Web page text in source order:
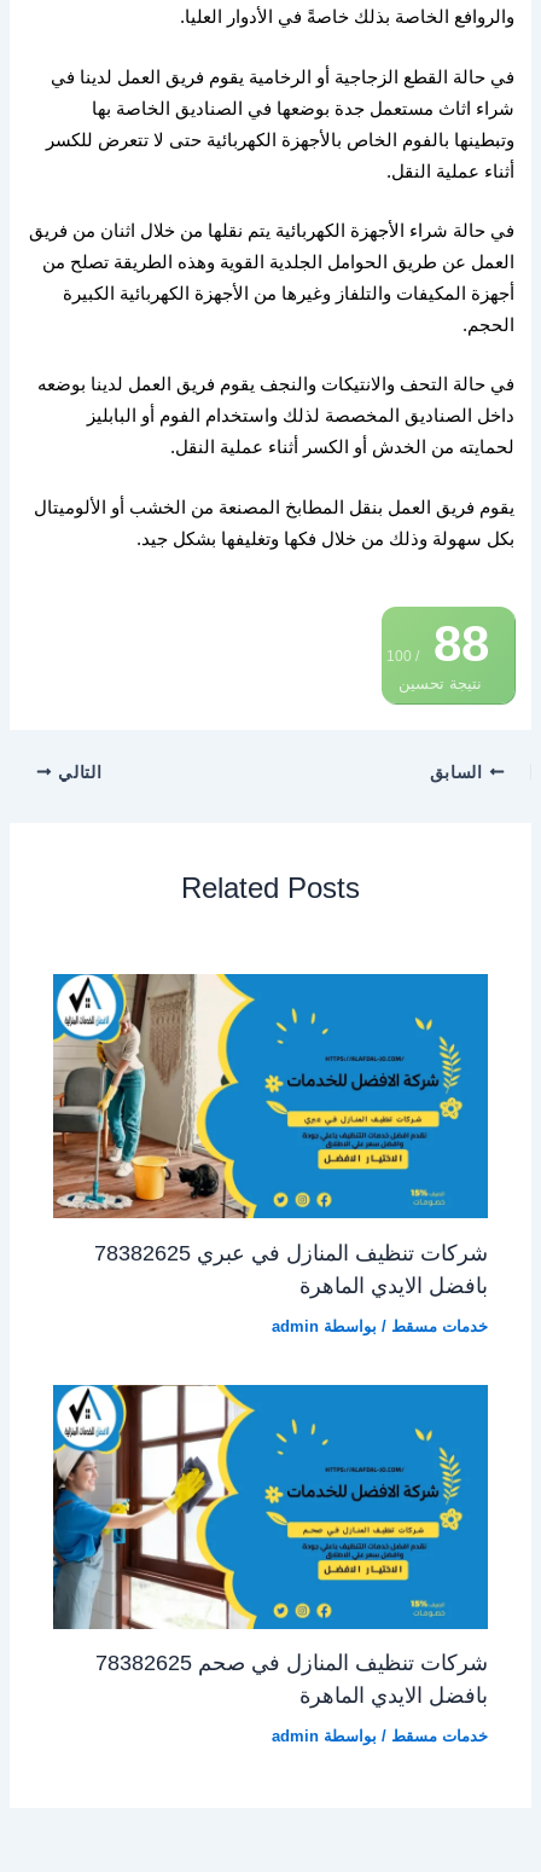
والروافع الخاصة بذلك خاصةً في الأدوار العليا.
في حالة القطع الزجاجية أو الرخامية يقوم فريق العمل لدينا في
شراء اثاث مستعمل جدة بوضعها في الصناديق الخاصة بها
وتبطينها بالفوم الخاص بالأجهزة الكهربائية حتى لا تتعرض للكسر
أثناء عملية النقل.
في حالة شراء الأجهزة الكهربائية يتم نقلها من خلال اثنان من فريق
العمل عن طريق الحوامل الجلدية القوية وهذه الطريقة تصلح من
أجهزة المكيفات والتلفاز وغيرها من الأجهزة الكهربائية الكبيرة
الحجم.
في حالة التحف والانتيكات والنجف يقوم فريق العمل لدينا بوضعه
داخل الصناديق المخصصة لذلك واستخدام الفوم أو البابليز
لحمايته من الخدش أو الكسر أثناء عملية النقل.
يقوم فريق العمل بنقل المطابخ المصنعة من الخشب أو الألوميتال
بكل سهولة وذلك من خلال فكها وتغليفها بشكل جيد.
88
/ 100
نتيجة تحسين
السابق التالي
Related Posts
شركات تنظيف المنازل في عبري 78382625
بافضل الايدي الماهرة
خدمات مسقط / بواسطة admin
شركات تنظيف المنازل في صحم 78382625
بافضل الايدي الماهرة
خدمات مسقط / بواسطة admin